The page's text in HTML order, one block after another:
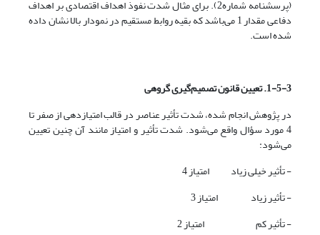
(پرسشنامه شماره2). برای مثال شدت نفوذ اهداف اقتصادی بر اهداف
دفاعی مقدار 1 می‌باشد که بقیه روابط مستقیم در نمودار بالا نشان داده
شده است.
1-5-3. تعیین قانون تصمیم‌گیری گروهی
در پژوهش انجام شده، شدت تأثیر عناصر در قالب امتیازدهی از صفر تا
4 مورد سؤال واقع می‌شود. شدت تأثیر و امتیاز مانند آن چنین تعیین
می‌شود:
- تأثیر خیلی زیاد امتیاز 4
- تأثیر زیاد امتیاز 3
- تأثیر کم امتیاز 2